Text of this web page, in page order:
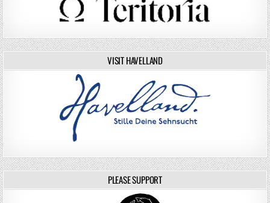
VISIT HAVELLAND
PLEASE SUPPORT